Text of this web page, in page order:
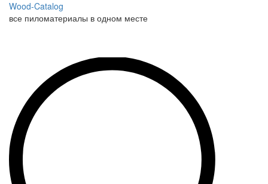
Wood-Catalog
все пиломатериалы в одном месте